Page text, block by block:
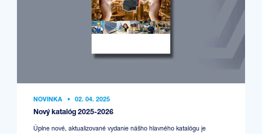
NOVINKA • 02. 04. 2025
Nový katalóg 2025-2026
Úplne nové, aktualizované vydanie nášho hlavného katalógu je